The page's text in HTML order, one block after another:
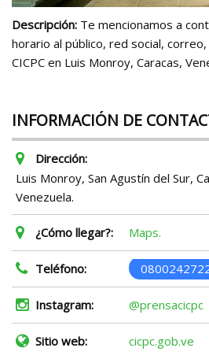
Descripción: Te mencionamos a
horario al público, red social,
CICPC en Luis Monroy, Caracas,
INFORMACIÓN DE
Dirección:
Luis Monroy, San Agustín del Sur,
Venezuela.
¿Cómo llegar?: Maps.
Teléfono:
Instagram: @prensacicpc
Sitio web: cicpc.gob.ve